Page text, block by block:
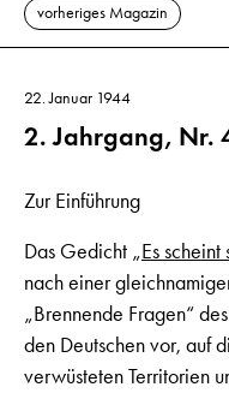
vorheriges Magazin
22. Januar 1944
2. Jahrgang, Nr.
Zur Einführung
Das Gedicht „Es
nach einer
„Brennende Fragen“
den Deutschen vor, auf
verwüsteten Territorien